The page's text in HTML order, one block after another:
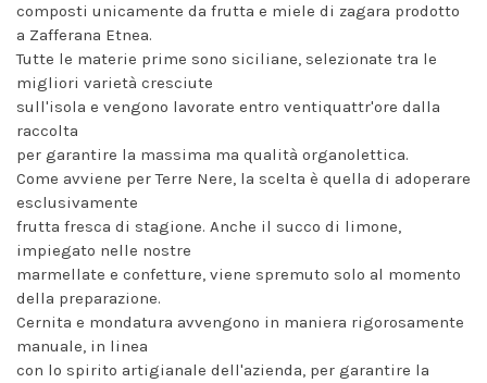
composti unicamente da frutta e miele di zagara prodotto
a Zafferana Etnea.
Tutte le materie prime sono siciliane, selezionate tra le
migliori varietà cresciute
sull'isola e vengono lavorate entro ventiquattr'ore dalla
raccolta
per garantire la massima ma qualità organolettica.
Come avviene per Terre Nere, la scelta è quella di adoperare
esclusivamente
frutta fresca di stagione. Anche il succo di limone,
impiegato nelle nostre
marmellate e confetture, viene spremuto solo al momento
della preparazione.
Cernita e mondatura avvengono in maniera rigorosamente
manuale, in linea
con lo spirito artigianale dell'azienda, per garantire la